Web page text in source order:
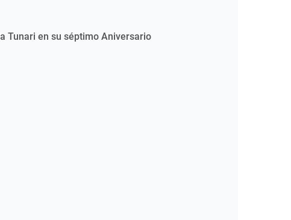
Tunari en su séptimo Aniversario